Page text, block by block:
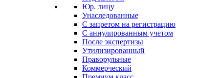
Юр. лицу
Унаследованные
С запретом на регистрацию
С аннулированным учетом
После экспертизы
Утилизированный
Праворульные
Коммерческий